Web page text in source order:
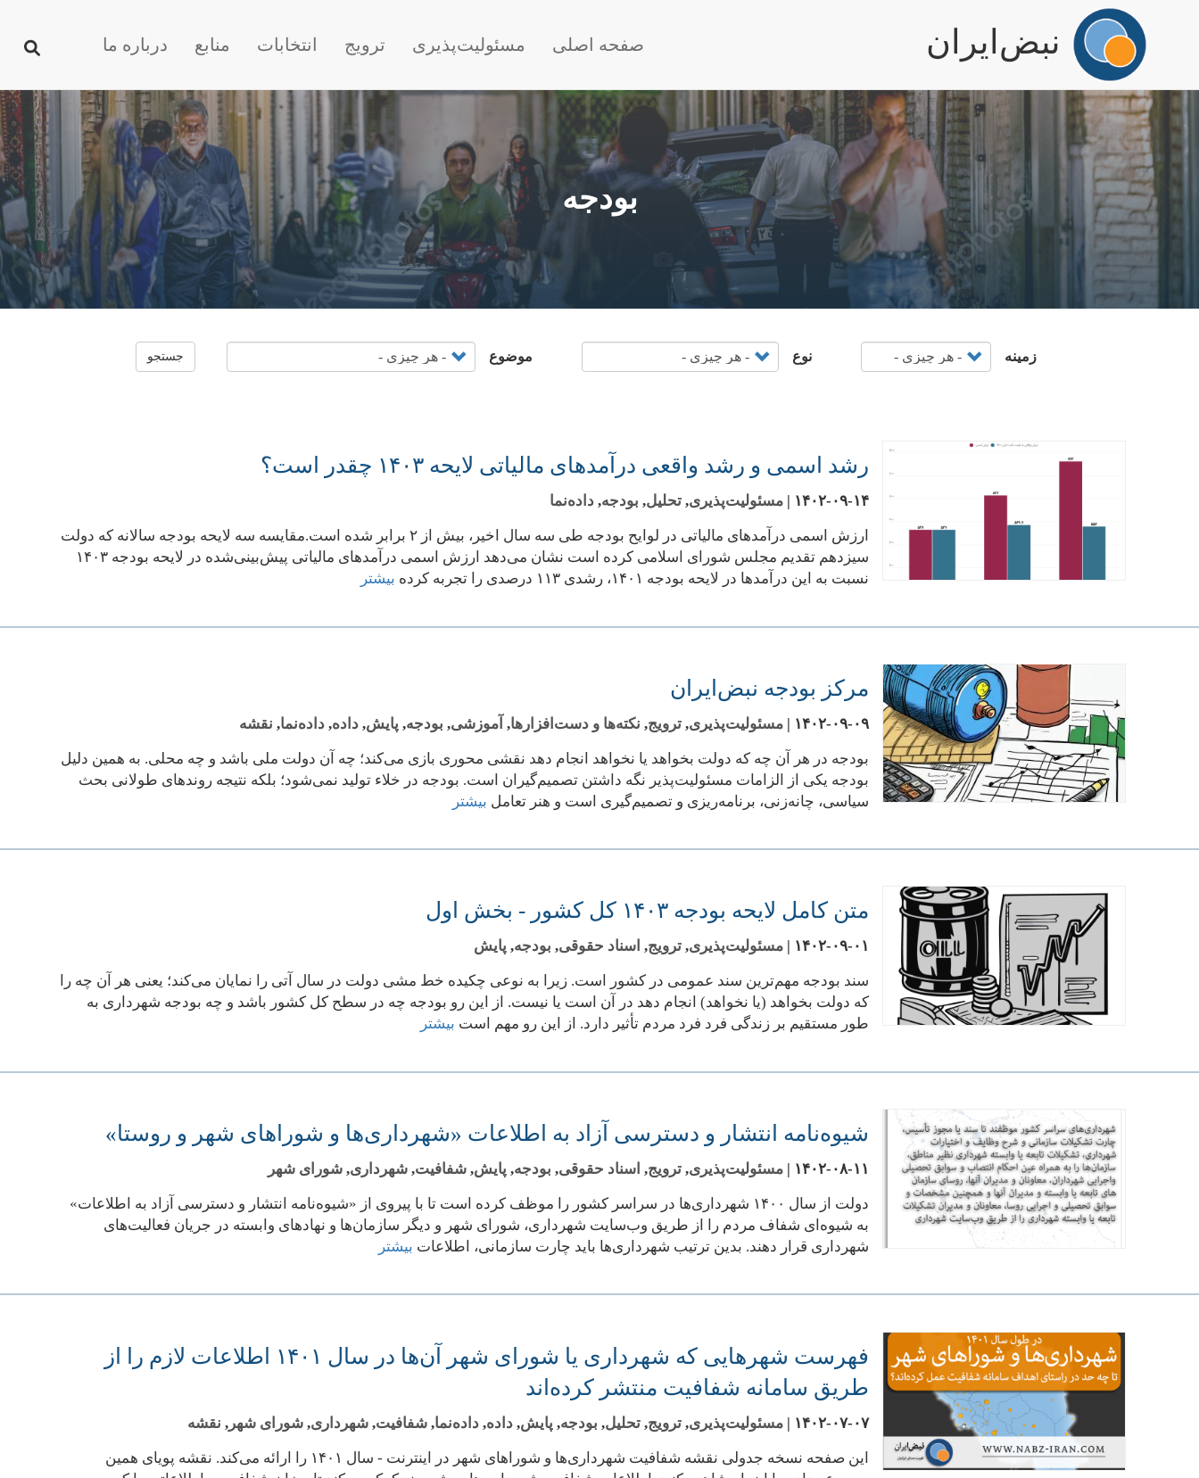
رفتن
محتوای
اصلی
نبض‌ایران صفحه اصلی مسئولیت‌پذیری ترویج انتخابات منابع درباره ما
بودجه
زمینه نوع موضوع جستجو
رشد اسمی و رشد واقعی درآمدهای مالیاتی لایحه ۱۴۰۳ چقدر است؟
۱۴۰۲-۰۹-۱۴ مسئولیت‌پذیری, تحلیل, بودجه, داده‌نما
ارزش اسمی درآمدهای مالیاتی در لوایح بودجه طی سه سال اخیر، بیش از ۲ برابر شده است.مقایسه سه لایحه بودجه سالانه که دولت
سیزدهم تقدیم مجلس شورای اسلامی کرده است نشان می‌دهد ارزش اسمی درآمدهای مالیاتی پیش‌بینی‌شده در لایحه بودجه ۱۴۰۳
نسبت به این درآمدها در لایحه بودجه ۱۴۰۱، رشدی ۱۱۳ درصدی را تجربه کرده
بیشتر
مرکز بودجه نبض‌ایران
۱۴۰۲-۰۹-۰۹ | مسئولیت‌پذیری, ترویج, نکته‌ها و دست‌افزارها‎, آموزشی, بودجه, پایش, داده, داده‌نما, نقشه
بودجه در هر آن چه که دولت بخواهد یا نخواهد انجام دهد نقشی محوری بازی می‌کند؛ چه آن دولت ملی باشد و چه محلی. به همین دلیل
بودجه یکی از الزامات مسئولیت‌پذیر نگه داشتن تصمیم‌گیران است. بودجه در خلاء تولید نمی‌شود؛ بلکه نتیجه روندهای طولانی بحث
سیاسی، چانه‌زنی، برنامه‌ریزی و تصمیم‌گیری است و هنر تعامل بیشتر
متن کامل لایحه بودجه ۱۴۰۳ کل کشور - بخش اول
۱۴۰۲-۰۹-۰۱ مسئولیت‌پذیری, ترویج, اسناد حقوقی, بودجه, پایش
سند بودجه مهم‌ترین سند عمومی در کشور است. زیرا به نوعی چکیده خط مشی دولت در سال آتی را نمایان می‌کند؛ یعنی هر آن چه را
که دولت بخواهد (یا نخواهد) انجام دهد در آن است یا نیست. از این رو بودجه چه در سطح کل کشور باشد و چه بودجه شهرداری به
طور مستقیم بر زندگی فرد فرد مردم تأثیر دارد. از این رو مهم است بیشتر
شیوه‌نامه انتشار و دسترسی آزاد به اطلاعات «شهرداری‌ها و شوراهای شهر و روستا»
۱۴۰۲-۰۸-۱۱ | مسئولیت‌پذیری, ترویج, اسناد حقوقی, بودجه, پایش, شفافیت, شهرداری, شورای شهر
دولت از سال ۱۴۰۰ شهرداری‌ها در سراسر کشور را موظف کرده است تا با پیروی از «شیوه‌نامه انتشار و دسترسی آزاد به اطلاعات»
به شیوه‌ای شفاف مردم را از طریق وب‌سایت شهرداری، شورای شهر و دیگر سازمان‌ها و نهادهای وابسته در جریان فعالیت‌های
شهرداری قرار دهند. بدین ترتیب شهرداری‌ها باید چارت سازمانی، اطلاعات بیشتر
فهرست شهر‌هایی که شهرداری یا شورای شهر آن‌ها در سال ۱۴۰۱ اطلاعات لازم را از
طریق سامانه شفافیت منتشر کرده‌اند
۱۴۰۲-۰۷-۰۷ | مسئولیت‌پذیری, ترویج, تحلیل, بودجه, پایش, داده, داده‌نما, شفافیت, شهرداری, شورای شهر , نقشه
این صفحه نسخه جدولی نقشه شفافیت شهرداری‌ها و شوراهای شهر در اینترنت - سال ۱۴۰۱ را ارائه می‌کند. نقشه پویای همین